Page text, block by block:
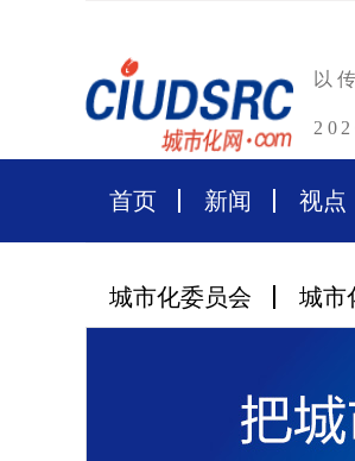
以
首页 新闻 视点
城市化委员会 城市